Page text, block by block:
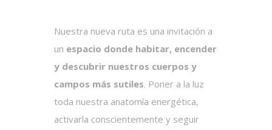
Nuestra nueva ruta es una invitación a
un espacio donde habitar, encender
y descubrir nuestros cuerpos y
campos más sutiles. Poner a la luz
toda nuestra anatomía energética,
activarla conscientemente y seguir